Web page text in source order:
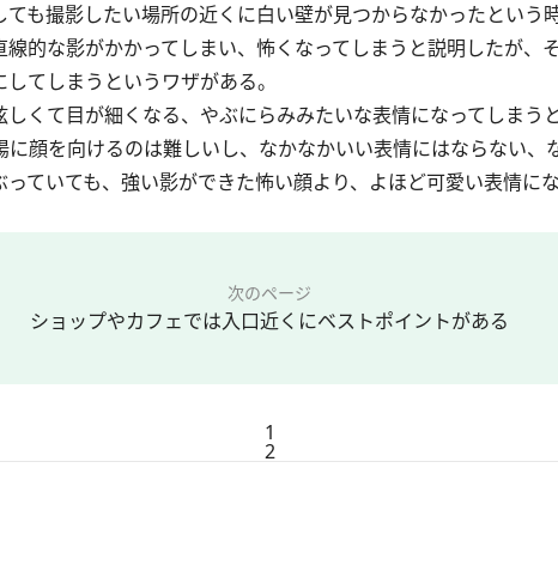
も撮影したい場所の近くに白い壁が見つからなかったという
的な影がかかってしまい、怖くなってしまうと説明したが、
てしまうというワザがある。
くて目が細くなる、やぶにらみみたいな表情になってしまう
顔を向けるのは難しいし、なかなかいい表情にはならない、
ていても、強い影ができた怖い顔より、よほど可愛い表情に
次のページ
ショップやカフェでは入口近くにベストポイントがある
1
2